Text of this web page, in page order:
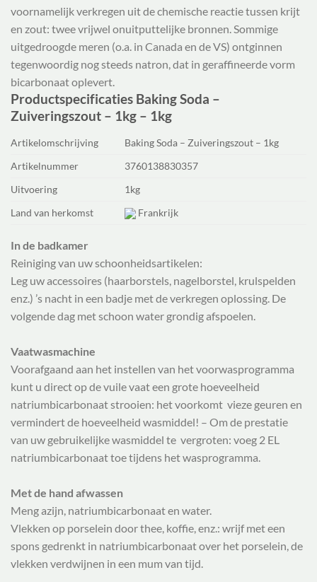
voornamelijk verkregen uit de chemische reactie tussen krijt
en zout: twee vrijwel onuitputtelijke bronnen. Sommige
uitgedroogde meren (o.a. in Canada en de VS) ontginnen
tegenwoordig nog steeds natron, dat in geraffineerde vorm
bicarbonaat oplevert.
Productspecificaties Baking Soda –
Zuiveringszout – 1kg – 1kg
Artikelomschrijving
Baking Soda – Zuiveringszout – 1kg
Artikelnummer
3760138830357
Uitvoering
1kg
Land van herkomst
Frankrijk
In de badkamer
Reiniging van uw schoonheidsartikelen:
Leg uw accessoires (haarborstels, nagelborstel, krulspelden
enz.) ’s nacht in een badje met de verkregen oplossing. De
volgende dag met schoon water grondig afspoelen.
Vaatwasmachine
Voorafgaand aan het instellen van het voorwasprogramma
kunt u direct op de vuile vaat een grote hoeveelheid
natriumbicarbonaat strooien: het voorkomt vieze geuren en
vermindert de hoeveelheid wasmiddel! – Om de prestatie
van uw gebruikelijke wasmiddel te vergroten: voeg 2 EL
natriumbicarbonaat toe tijdens het wasprogramma.
Met de hand afwassen
Meng azijn, natriumbicarbonaat en water.
Vlekken op porselein door thee, koffie, enz.: wrijf met een
spons gedrenkt in natriumbicarbonaat over het porselein, de
vlekken verdwijnen in een mum van tijd.